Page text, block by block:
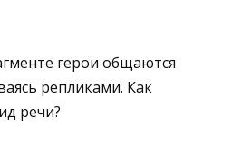
герои общаются
репликами. Как
речи?